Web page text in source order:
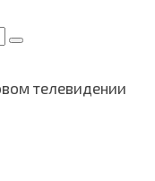
телевидении